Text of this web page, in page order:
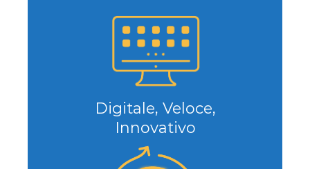
Digitale, Veloce,
Innovativo